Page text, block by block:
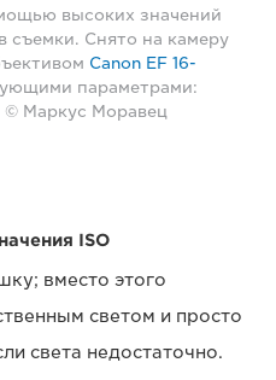
высоких значений
съемки. Снято на камеру
Canon EF 16-
параметрами:
© Маркус Моравец
ISO
вместо этого
светом и просто
света недостаточно.